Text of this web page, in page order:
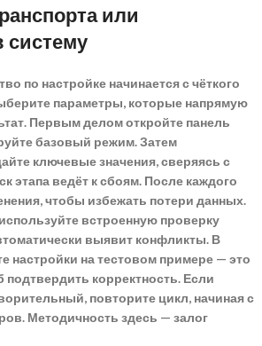
или
систему
по настройке начинается с чёткого
параметры, которые напрямую
Первым делом откройте панель
базовый режим. Затем
ключевые значения, сверяясь с
этапа ведёт к сбоям. После каждого
чтобы избежать потери данных.
встроенную проверку
выявит конфликты. В
настройки на тестовом примере — это
корректность. Если
повторите цикл, начиная с
Методичность здесь — залог